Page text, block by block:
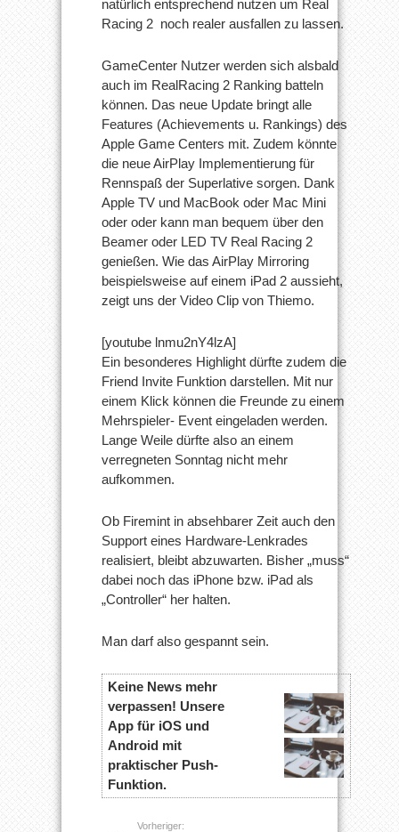
natürlich entsprechend nutzen um Real
Racing 2 noch realer ausfallen zu lassen.
GameCenter Nutzer werden sich alsbald
auch im RealRacing 2 Ranking batteln
können. Das neue Update bringt alle
Features (Achievements u. Rankings) des
Apple Game Centers mit. Zudem könnte
die neue AirPlay Implementierung für
Rennspaß der Superlative sorgen. Dank
Apple TV und MacBook oder Mac Mini
oder oder kann man bequem über den
Beamer oder LED TV Real Racing 2
genießen. Wie das AirPlay Mirroring
beispielsweise auf einem iPad 2 aussieht,
zeigt uns der Video Clip von Thiemo.
[youtube lnmu2nY4lzA]
Ein besonderes Highlight dürfte zudem die
Friend Invite Funktion darstellen. Mit nur
einem Klick können die Freunde zu einem
Mehrspieler- Event eingeladen werden.
Lange Weile dürfte also an einem
verregneten Sonntag nicht mehr
aufkommen.
Ob Firemint in absehbarer Zeit auch den
Support eines Hardware-Lenkrades
realisiert, bleibt abzuwarten. Bisher „muss“
dabei noch das iPhone bzw. iPad als
„Controller“ her halten.
Man darf also gespannt sein.
Keine News mehr
verpassen! Unsere
App für iOS und
Android mit
praktischer Push-
Funktion.
Vorheriger: